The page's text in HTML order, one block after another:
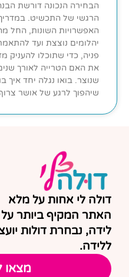
הבחירה הנכונה דורשת
הרגשי של התכשיט. במדריך
האפשרויות השונות, החל
יהלומים נוצצת ועד
פניה, כדי שתוכלו להעניק
את האם הטרייה לאורך
שנוצר. בואו נגלה יחד
שיהפוך לרגע של אושר
דולה לי אחות על מלא
האתר המקיף ביותר על
לידה, נבחרת דולות
ללידה.
מצאו